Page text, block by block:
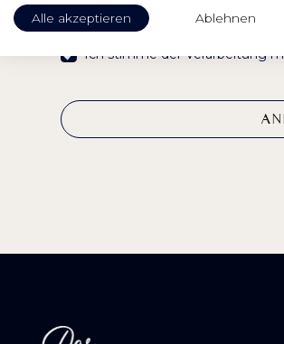
Ich stimme der Verarbeitung
Alle akzeptieren Ablehnen